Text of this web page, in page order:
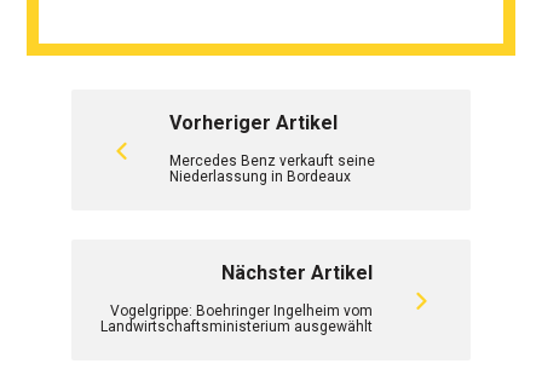
Vorheriger Artikel
Mercedes Benz verkauft seine
Niederlassung in Bordeaux
Nächster Artikel
Vogelgrippe: Boehringer Ingelheim vom
Landwirtschaftsministerium ausgewählt